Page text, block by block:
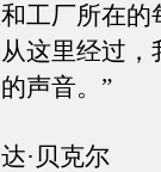
工厂所在的
这里经过，
声音。”
贝克尔